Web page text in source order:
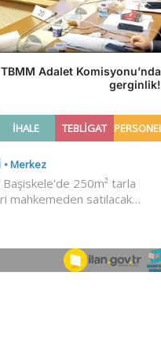
TBMM Adalet Komisyonu’nda
gerginlik!